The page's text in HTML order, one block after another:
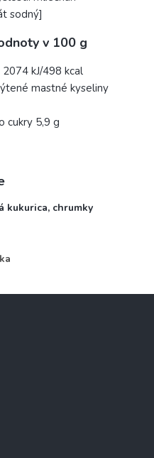
sodný]
v 100 g
kJ/498 kcal
mastné kyseliny
cukry 5,9 g
kukurica, chrumky